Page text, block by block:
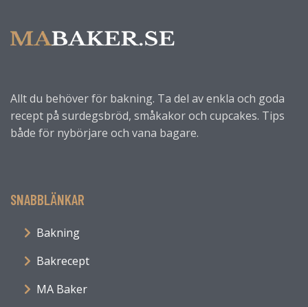
Allt du behöver för bakning. Ta del av enkla och goda
recept på surdegsbröd, småkakor och cupcakes. Tips
både för nybörjare och vana bagare.
SNABBLÄNKAR
Bakning
Bakrecept
MA Baker